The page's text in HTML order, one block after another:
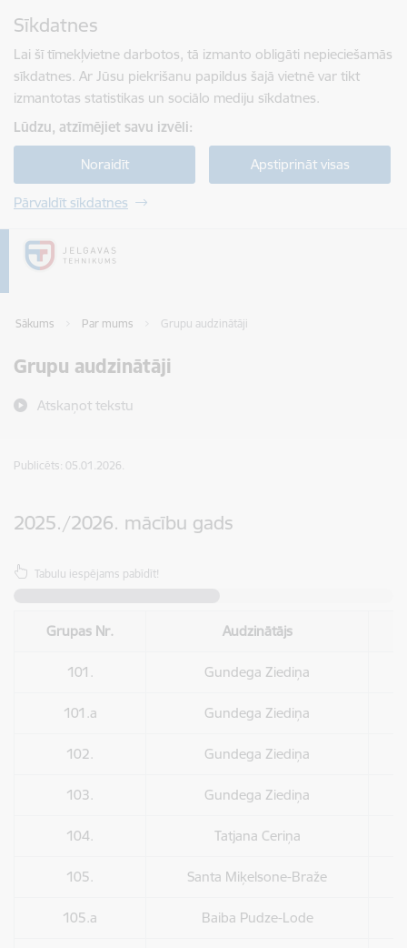
Sīkdatnes
Lai šī tīmekļvietne darbotos, tā izmanto obligāti nepieciešamās
sīkdatnes. Ar Jūsu piekrišanu papildus šajā vietnē var tikt
izmantotas statistikas un sociālo mediju sīkdatnes.
Lūdzu, atzīmējiet savu izvēli:
Noraidīt Apstiprināt visas
Pārvaldīt sīkdatnes
Sākums Par mums Grupu audzinātāji
Grupu audzinātāji
Atskaņot tekstu
Publicēts: 05.01.2026.
2025./2026. mācību gads
Tabulu iespējams pabīdīt!
Grupas Nr. Audzinātājs
101. Gundega Ziediņa
101.a Gundega Ziediņa
102. Gundega Ziediņa
103. Gundega Ziediņa
104. Tatjana Ceriņa
105. Santa Miķelsone-Braže
105.a Baiba Pudze-Lode